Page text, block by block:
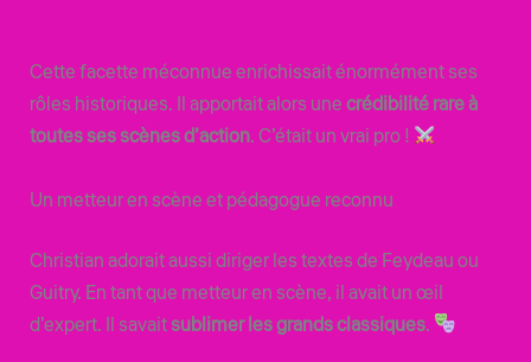
Cette facette méconnue enrichissait énormément ses
rôles historiques. Il apportait alors unecrédibilité rare à
toutes ses scènes d’action. C’était un vrai pro !
Un metteur en scène et pédagogue reconnu
Christian adorait aussi diriger les textes de Feydeau ou
Guitry. En tant que metteur en scène, il avait un œil
d’expert. Il savaitsublimer les grands classiques.